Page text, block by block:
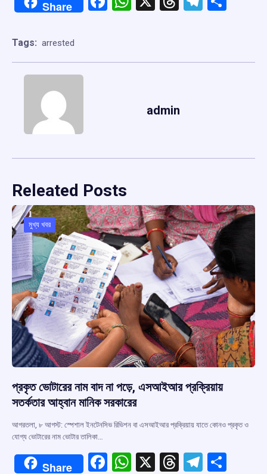
Share
Tags: arrested
admin
Releated Posts
মুখ্য খবর
প্রকৃত ভোটারের নাম বাদ না পড়ে, এসআইআর প্রক্রিয়ায়
সতর্কতার আহ্বান মানিক সরকারের
আগরতলা, ৮ আগস্ট: স্পেশাল ইনটেনসিভ রিভিশন বা এসআইআর প্রক্রিয়ায় যাতে কোনও প্রকৃত ও
যোগ্য ভোটারের নাম ভোটার তালিকা…
Share
F
W X
T
T